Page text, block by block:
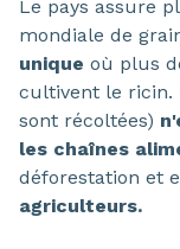
Le pays assure
mondiale de
unique où plus
cultivent le ricin.
sont récoltées)
les chaînes
déforestation et
agriculteurs.